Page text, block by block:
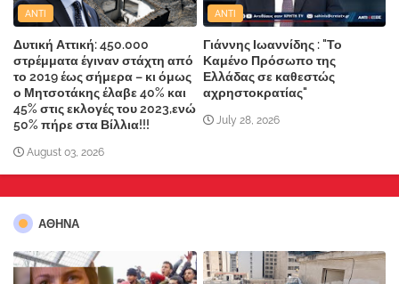
ANTI
Δυτική Αττική: 450.000
στρέμματα έγιναν στάχτη από
το 2019 έως σήμερα – κι όμως
ο Μητσοτάκης έλαβε 40% και
45% στις εκλογές του 2023,ενώ
50% πήρε στα Βίλλια!!!
August 03, 2026
ANTI
Γιάννης Ιωαννίδης : "Το
Καμένο Πρόσωπο της
Ελλάδας σε καθεστώς
αχρηστοκρατίας"
July 28, 2026
ΑΘΗΝΑ